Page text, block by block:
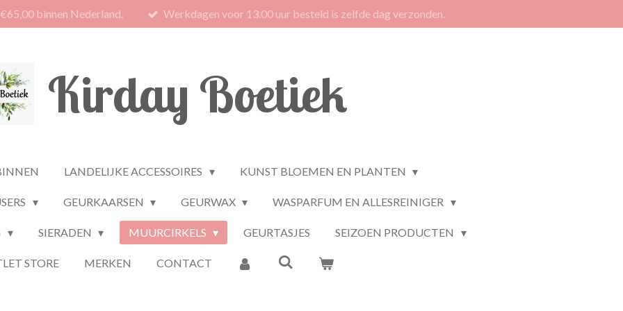
binnen Nederland. Werkdagen voor 13.00 uur besteld is zelfde dag verzonden.
Kirday Boetiek
LANDELIJKE ACCESSOIRES KUNST BLOEMEN EN PLANTEN
GEURKAARSEN GEURWAX WASPARFUM EN ALLESREINIGER
SIERADEN MUURCIRKELS GEURTASJES SEIZOEN PRODUCTEN
STORE MERKEN CONTACT